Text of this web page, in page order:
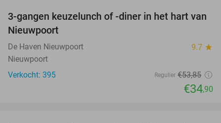
35%
3-gangen keuzelunch of -diner in het hart van
Nieuwpoort
De Haven Nieuwpoort 9.7 star
Nieuwpoort
Verkocht: 395
Regulier €53,85
€34,90